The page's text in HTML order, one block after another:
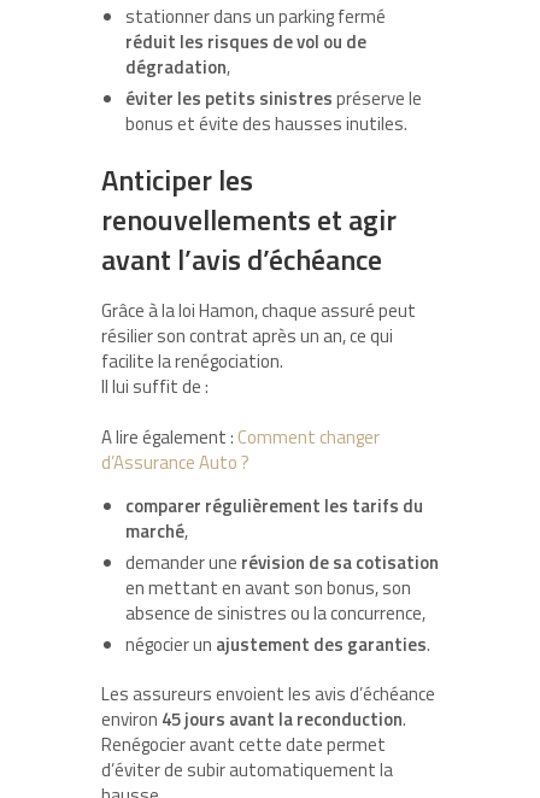
stationner dans un parking fermé
réduit les risques de vol ou de
dégradation,
éviter les petits sinistrespréserve le
bonus et évite des hausses inutiles.
Anticiper les
renouvellements et agir
avant l’avis d’échéance
Grâce à la loi Hamon, chaque assuré peut
résilier son contrat après un an, ce qui
facilite la renégociation.
Il lui suffit de :
A lire également : Comment changer
d’Assurance Auto ?
comparer régulièrement les tarifs du
marché,
demander une révision de sa cotisation
en mettant en avant son bonus, son
absence de sinistres ou la concurrence,
négocier un ajustement des garanties.
Les assureurs envoient les avis d’échéance
environ 45 jours avant la reconduction.
Renégocier avant cette date permet
d’éviter de subir automatiquement la